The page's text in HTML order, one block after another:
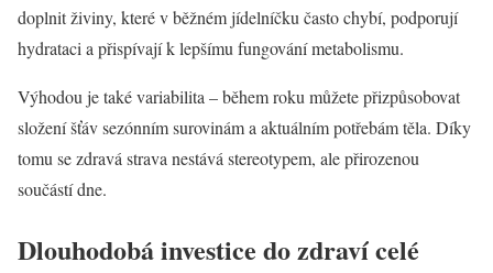
doplnit živiny, které v běžném jídelníčku často chybí, podporují
hydrataci a přispívají k lepšímu fungování metabolismu.
Výhodou je také variabilita – během roku můžete přizpůsobovat
složení šťáv sezónním surovinám a aktuálním potřebám těla. Díky
tomu se zdravá strava nestává stereotypem, ale přirozenou
součástí dne.
Dlouhodobá investice do zdraví celé